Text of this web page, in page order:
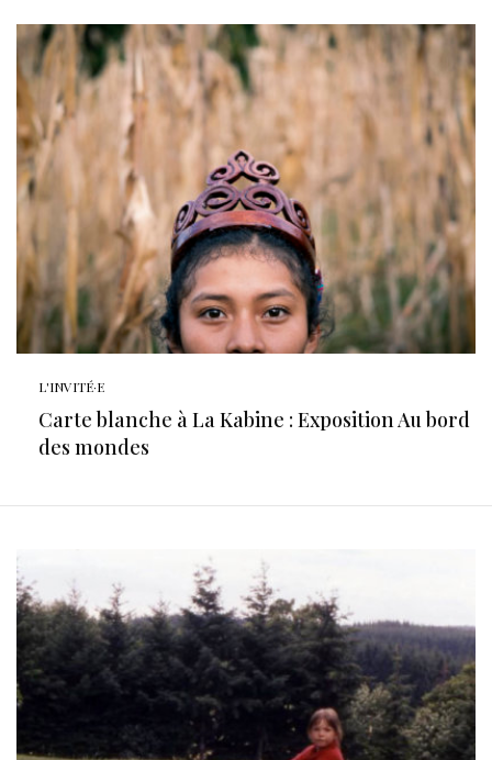
L'INVITÉ·E
Carte blanche à La Kabine : Exposition Au bord
des mondes